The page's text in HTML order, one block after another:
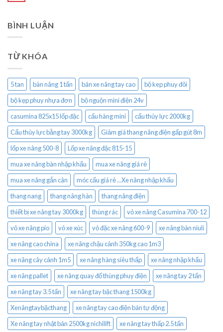
BÌNH LUẬN
TỪ KHÓA
5 tan bàn nâng 1 tấn bán xe nâng tay cao
bộ kep phuy đôi
bộ kẹp phuy nhựa đơn
bộ nguộn mini điện 24v
casumina 825x15 lốp đặc
cẩu hàng mini
cẩu thủy lực 2000kg
Cẩu thủy lực bằng tay 3000kg
Giảm giá thang nâng điện gấp gút 8m
lốp xe nâng 500-8
Lốp xe nâng đặc 815-15
mua xe nâng bàn nhập khẩu
mua xe nâng giá rẻ
mua xe nâng gắn cân
móc cẩu giá rẻ ...Xe nâng nhập khẩu
thang nang
thang nâng hàn
thang nâng điện
thiết bị xe nâng tay 3000kg
thùng rác
vỏ xe nâng Casumina 700-12
vỏ xe nâng pio
vỏ xe xúc vỏ đặc xe nâng 600-9
xe nâng bàn niuli
xe nâng cao china
xe nâng chậu cảnh 350kg cao 1m3
xe nâng cây cảnh 1m5
xe nâng hàng siêu thấp
xe nâng nhập khẩu
xe nâng pallet
xe nâng quay đổ thùng phuy điện
xe nâng tay 2 tấn
xe nâng tay 3.5 tấn
xe nâng tay bậc thang 1500kg
Xenângtaybặcthang
xe nâng tay cao điện bán tự động
Xe nâng tay nhật bản 2500kg nichilift
xe nâng tay thấp 2.5 tấn